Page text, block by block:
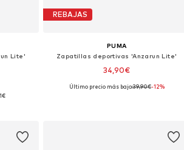
Lite'
REBAJAS
PUMA
Zapatillas deportivas 'Anzarun Lite'
34,90€
+2
Tallas disponibles: 29, 31, 32, 33, 34, 35
Último precio más bajo:39,90€-12%